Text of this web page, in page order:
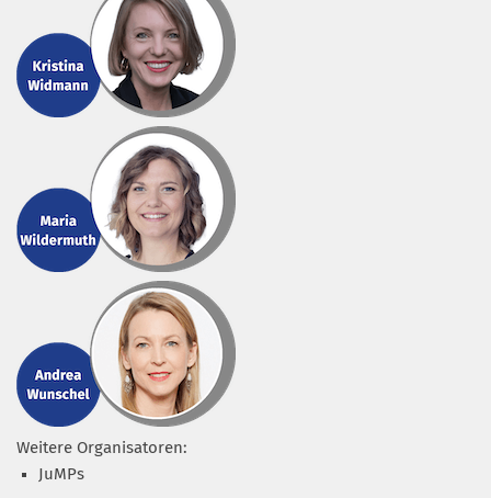
Weitere Organisatoren:
JuMPs